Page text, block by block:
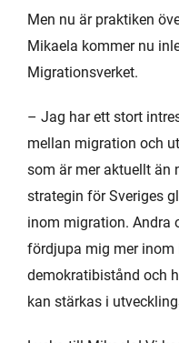
Men nu är praktiken
Mikaela kommer nu
Migrationsverket.
– Jag har ett stort
mellan migration och
som är mer aktuellt än
strategin för Sveriges
inom migration. Andra
fördjupa mig mer inom
demokratibistånd och
kan stärkas i